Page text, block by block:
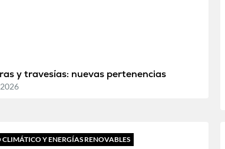
y travesías: nuevas pertenencias
Y ENERGÍAS RENOVABLES